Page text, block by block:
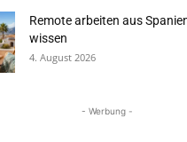
Remote arbeiten aus
wissen
4. August 2026
- Werbung -